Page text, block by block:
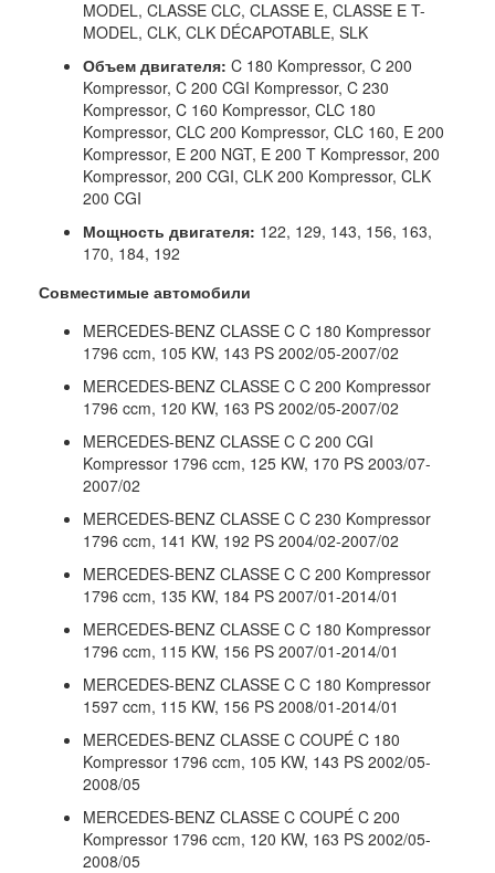
MODEL, CLASSE CLC, CLASSE E, CLASSE E T-
MODEL, CLK, CLK DÉCAPOTABLE, SLK
Объем двигателя: C 180 Kompressor, C 200
Kompressor, C 200 CGI Kompressor, C 230
Kompressor, C 160 Kompressor, CLC 180
Kompressor, CLC 200 Kompressor, CLC 160, E 200
Kompressor, E 200 NGT, E 200 T Kompressor, 200
Kompressor, 200 CGI, CLK 200 Kompressor, CLK
200 CGI
Мощность двигателя: 122, 129, 143, 156, 163,
170, 184, 192
Совместимые автомобили
MERCEDES-BENZ CLASSE C C 180 Kompressor
1796 ccm, 105 KW, 143 PS 2002/05-2007/02
MERCEDES-BENZ CLASSE C C 200 Kompressor
1796 ccm, 120 KW, 163 PS 2002/05-2007/02
MERCEDES-BENZ CLASSE C C 200 CGI
Kompressor 1796 ccm, 125 KW, 170 PS 2003/07-
2007/02
MERCEDES-BENZ CLASSE C C 230 Kompressor
1796 ccm, 141 KW, 192 PS 2004/02-2007/02
MERCEDES-BENZ CLASSE C C 200 Kompressor
1796 ccm, 135 KW, 184 PS 2007/01-2014/01
MERCEDES-BENZ CLASSE C C 180 Kompressor
1796 ccm, 115 KW, 156 PS 2007/01-2014/01
MERCEDES-BENZ CLASSE C C 180 Kompressor
1597 ccm, 115 KW, 156 PS 2008/01-2014/01
MERCEDES-BENZ CLASSE C COUPÉ C 180
Kompressor 1796 ccm, 105 KW, 143 PS 2002/05-
2008/05
MERCEDES-BENZ CLASSE C COUPÉ C 200
Kompressor 1796 ccm, 120 KW, 163 PS 2002/05-
2008/05